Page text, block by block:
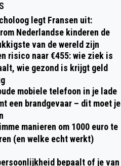
legt Fransen uit:
Nederlandse kinderen de
van de wereld zijn
risico naar €455: wie ziek is
wie gezond is krijgt geld
mobiele telefoon in je lade
een brandgevaar – dit moet je
manieren om 1000 euro te
(en welke echt werkt)
bepaalt of je van